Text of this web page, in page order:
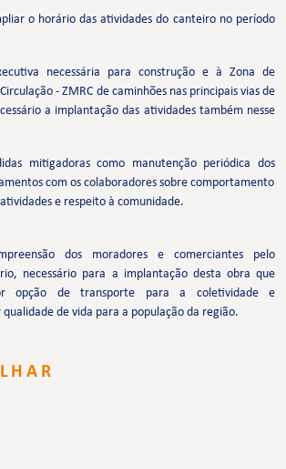
o horário das atividades do canteiro no período
necessária para construção e à Zona de
- ZMRC de caminhões nas principais vias de
a implantação das atividades também nesse
mitigadoras como manutenção periódica dos
com os colaboradores sobre comportamento
e respeito à comunidade.
dos moradores e comerciantes pelo
necessário para a implantação desta obra que
opção de transporte para a coletividade e
de vida para a população da região.